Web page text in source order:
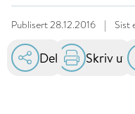
Publisert28.12.2016 | Sist
Del Skriv ut